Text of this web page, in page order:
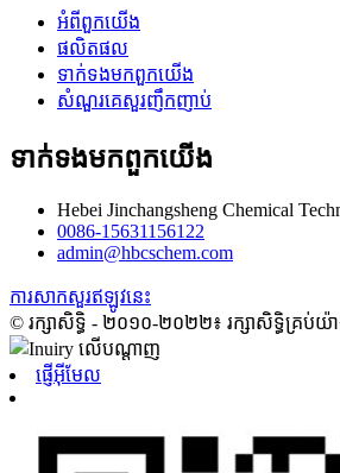
អំពី​ពួក​យើង
ផលិតផល
ទាក់ទង​មក​ពួក​យើង
សំណួរគេសួរញឹកញាប់
ទាក់ទង​មក​ពួក​យើង
Hebei Jinchangsheng Chemical
0086-15631156122
admin@hbcschem.com
ការសាកសួរឥឡូវនេះ
© រក្សាសិទ្ធិ - ២០១០-២០២២៖ រក្សាសិទ្ធិគ្រប់យ៉
ផ្ញើអ៊ីមែល